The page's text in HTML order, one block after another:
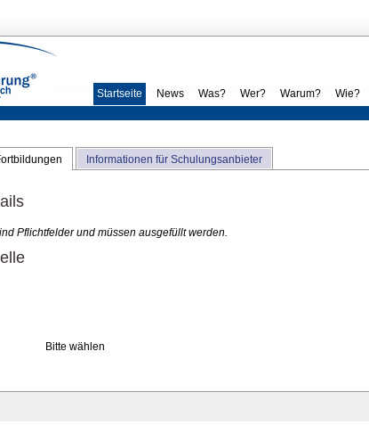
Startseite News Was? Wer? Warum? Wie?
Informationen für Schulungsanbieter
Pflichtfelder und müssen ausgefüllt werden.
Bitte wählen